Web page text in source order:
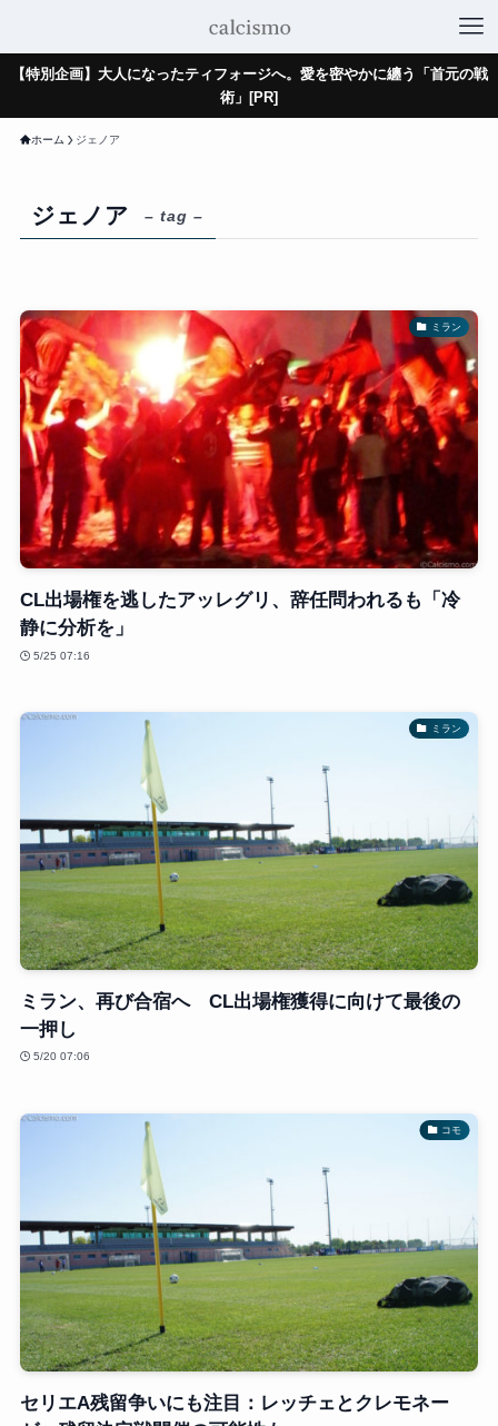
【特別企画】大人になったティフォージへ。愛を密やかに纏う「首元の戦
術」[PR]
ホーム ジェノア
ジェノア – tag –
ミラン
CL出場権を逃したアッレグリ、辞任問われるも「冷
静に分析を」
5/25 07:16
ミラン
ミラン、再び合宿へ CL出場権獲得に向けて最後の
一押し
5/20 07:06
コモ
セリエA残留争いにも注目：レッチェとクレモネー